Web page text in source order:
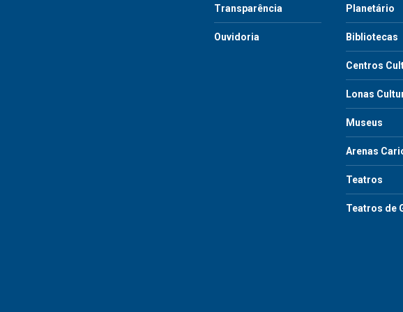
Transparência
Ouvidoria
Planetário
Bibliotecas
Centros
Lonas
Museus
Arenas
Teatros
Teatros de